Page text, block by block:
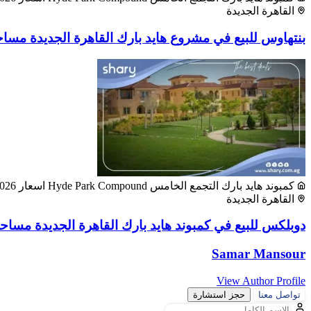
القاهرة الجديدة
بنتهاوس للبيع في مشروع هايد بارك القاهرة الجديدة مساحة 230
كمبوند هايد بارك التجمع الخامس Hyde Park Compound اسعار 2026
القاهرة الجديدة
دوبلكس للبيع في كمبوند هايد بارك القاهرة الجديدة مساحة 250
Samar Mansour
View Author Profile
تواصل معنا حجز استشارة